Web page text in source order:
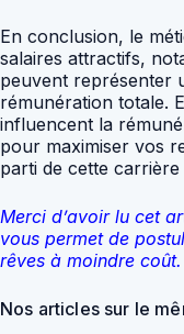
En conclusion, le
salaires attractifs,
peuvent représenter
rémunération totale.
influencent la
pour maximiser vos
parti de cette carrière
Merci d’avoir lu cet
vous permet de
rêves à moindre coût.
Nos articles sur le